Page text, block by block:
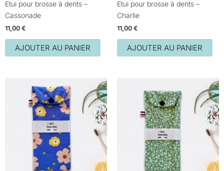
Etui pour brosse à dents –
Cassonade
11,00 €
AJOUTER AU PANIER
Etui pour brosse à dents –
Charlie
11,00 €
AJOUTER AU PANIER